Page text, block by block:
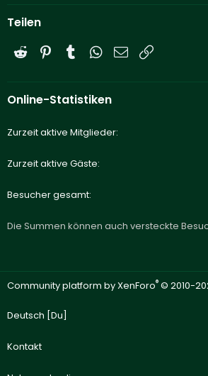
Teilen
Reddit PinterestTumblrWhatsApp
E-Mail
Online-Statistiken
Zurzeit aktive Mitglieder
Zurzeit aktive Gäste
Besucher gesamt
Die Summen können auch versteckte
Community platform by XenForo® © 2010-
Deutsch [Du]
Kontakt